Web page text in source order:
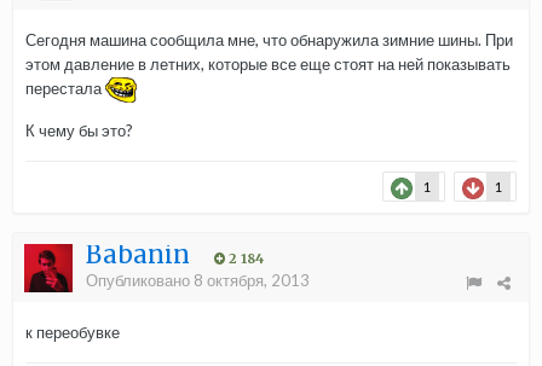
Сегодня машина сообщила мне, что обнаружила зимние шины. При
этом давление в летних, которые все еще стоят на ней показывать
перестала
К чему бы это?
1 1
Babanin 2 184
Опубликовано 8 октября, 2013
к переобувке